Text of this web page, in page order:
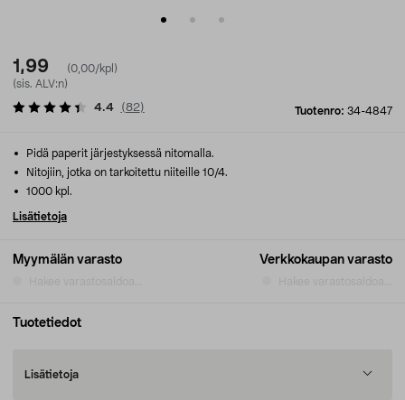
1,99
(0,00/kpl)
(sis. ALV:n)
Tuotenro: 34-4847
4.4 (82)
Myymälän varasto Verkkokaupan varasto
Pidä paperit järjestyksessä nitomalla.
Nitojiin, jotka on tarkoitettu niiteille 10/4.
1000 kpl.
Lisätietoja
Tuotetiedot
Lisätietoja